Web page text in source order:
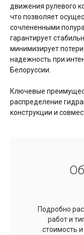
движения рулевого
что позволяет
сочлененными
гарантирует
минимизирует
надежность при
Белоруссии.
Ключевые
распределение
конструкции и
Подробно
работ и
стоимость